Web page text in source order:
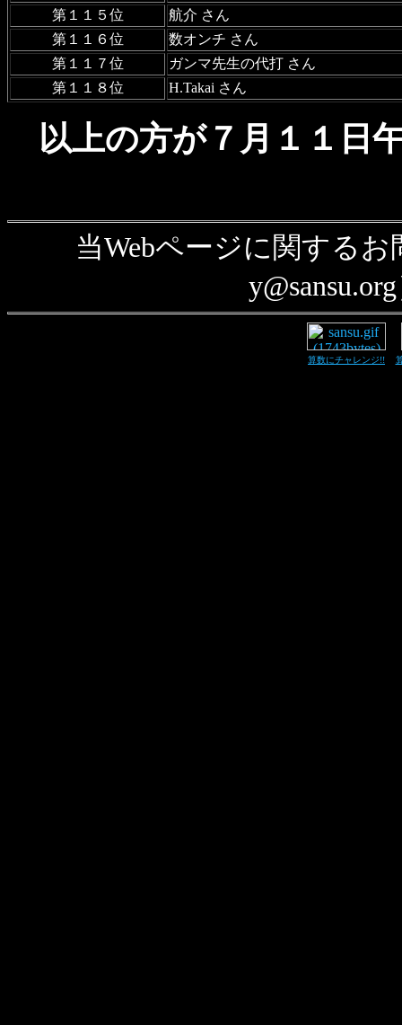
第１１５位
航介 さん
第１１６位
数オンチ さん
第１１７位
ガンマ先生の代打 さん
第１１８位
H.Takai さん
以上の方が７月１１日
当Webページに関する
算数にチャレンジ!!